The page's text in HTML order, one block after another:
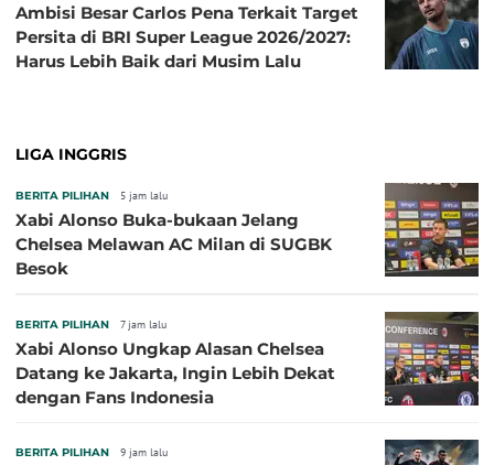
Ambisi Besar Carlos Pena Terkait Target
Persita di BRI Super League 2026/2027:
Harus Lebih Baik dari Musim Lalu
LIGA INGGRIS
BERITA PILIHAN 5 jam lalu
Xabi Alonso Buka-bukaan Jelang
Chelsea Melawan AC Milan di SUGBK
Besok
BERITA PILIHAN 7 jam lalu
Xabi Alonso Ungkap Alasan Chelsea
Datang ke Jakarta, Ingin Lebih Dekat
dengan Fans Indonesia
BERITA PILIHAN 9 jam lalu